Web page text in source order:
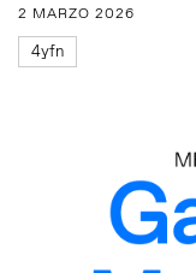
2 MARZO 2026
4yfn